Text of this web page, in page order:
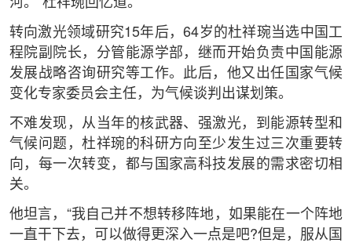
河。”杜祥琬回忆道。
转向激光领域研究15年后，64岁的杜祥琬当选中国工
程院副院长，分管能源学部，继而开始负责中国能源
发展战略咨询研究等工作。此后，他又出任国家气候
变化专家委员会主任，为气候谈判出谋划策。
不难发现，从当年的核武器、强激光，到能源转型和
气候问题，杜祥琬的科研方向至少发生过三次重要转
向，每一次转变，都与国家高科技发展的需求密切相
关。
他坦言，“我自己并不想转移阵地，如果能在一个阵地
一直干下去，可以做得更深入一点是吧?但是，服从国